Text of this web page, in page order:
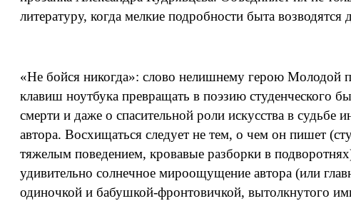
литературу, когда мелкие подробности быта
«Не бойся никогда»: слово нелишнему герою Молодой
клавиш ноутбука превращать в поэзию студенческого
смерти и даже о спасительной роли искусства в
автора. Восхищаться следует не тем, о чем он пишет
тяжелым поведением, кровавые разборки в
удивительно солнечное мироощущение автора (или
одиночкой и бабушкой-фронтовичкой, вытолкнутого